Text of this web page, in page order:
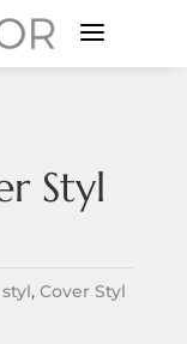
a
Styl
, Cover Styl